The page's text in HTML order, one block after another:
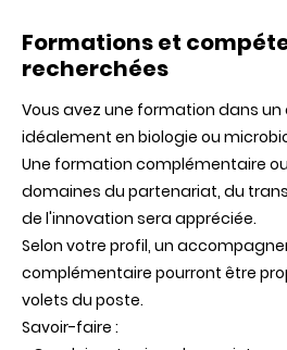
Formations et
recherchées
Vous avez une formation dans
idéalement en biologie ou
Une formation complémentaire
domaines du partenariat, du
de l'innovation sera appréciée.
Selon votre profil, un
complémentaire pourront être
volets du poste.
Savoir-faire :